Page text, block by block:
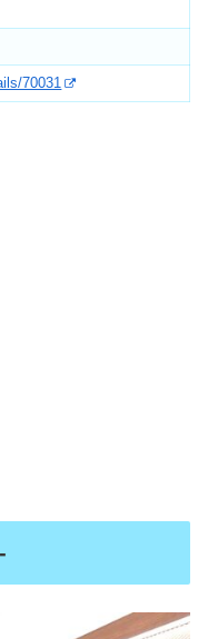
70031